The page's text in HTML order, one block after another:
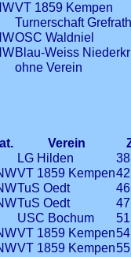
VT 1859 Kempen
Turnerschaft Grefrath
OSC Waldniel
Blau-Weiss
ohne Verein
Verein
LG Hilden
VT 1859 Kempen
TuS Oedt
TuS Oedt
USC Bochum
VT 1859 Kempen
VT 1859 Kempen